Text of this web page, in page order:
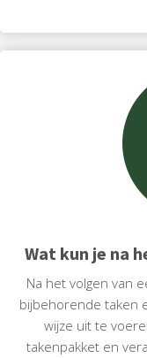
Wat kun je na
Na het volgen van
bijbehorende taken
wijze uit te
takenpakket en